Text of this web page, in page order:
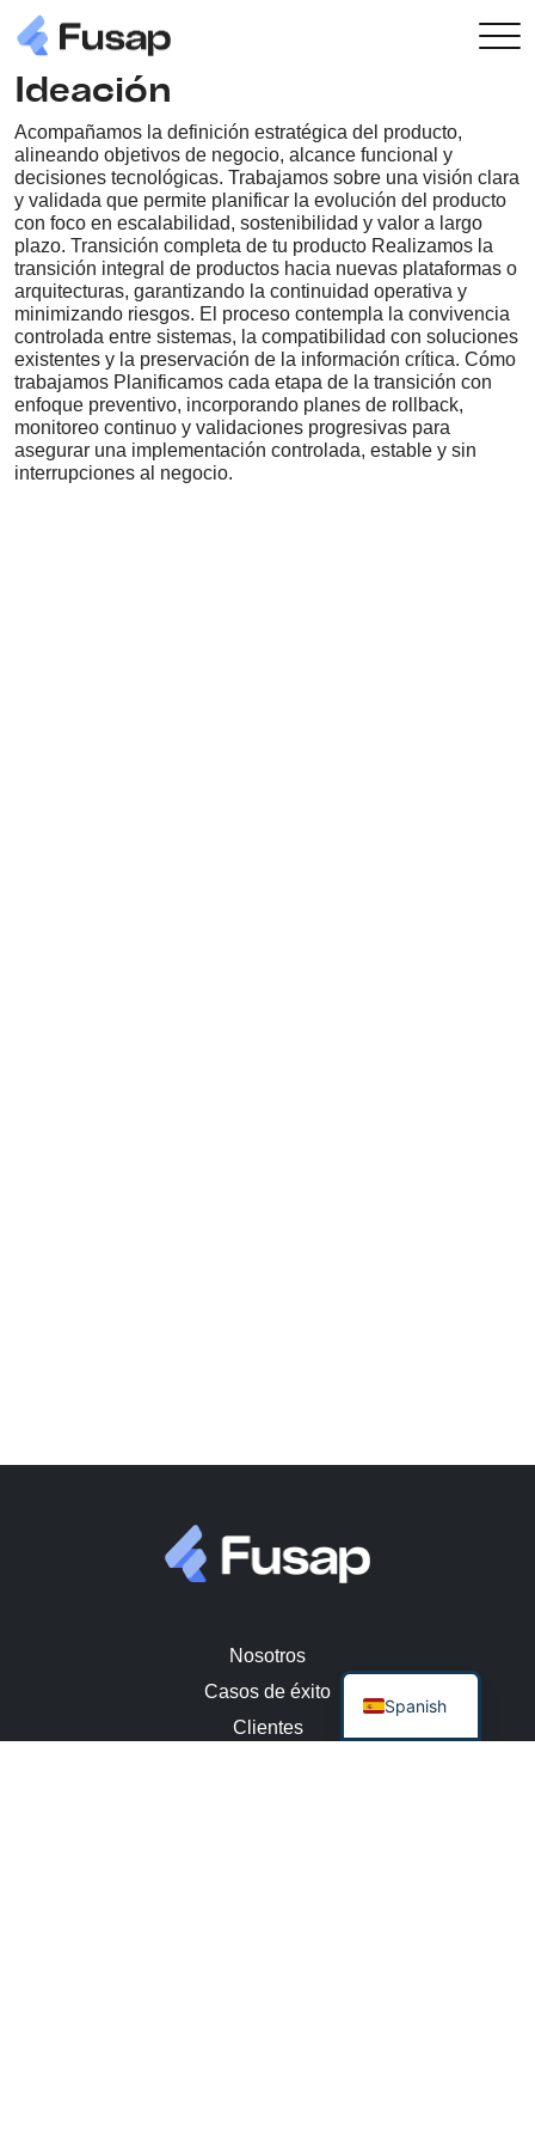
Ideación
Acompañamos la definición estratégica del producto,
alineando objetivos de negocio, alcance funcional y
decisiones tecnológicas. Trabajamos sobre una visión clara
y validada que permite planificar la evolución del producto
con foco en escalabilidad, sostenibilidad y valor a largo
plazo. Transición completa de tu producto Realizamos la
transición integral de productos hacia nuevas plataformas o
arquitecturas, garantizando la continuidad operativa y
minimizando riesgos. El proceso contempla la convivencia
controlada entre sistemas, la compatibilidad con soluciones
existentes y la preservación de la información crítica. Cómo
trabajamos Planificamos cada etapa de la transición con
enfoque preventivo, incorporando planes de rollback,
monitoreo continuo y validaciones progresivas para
asegurar una implementación controlada, estable y sin
interrupciones al negocio.
Nosotros
Casos de éxito
Clientes
Spanish